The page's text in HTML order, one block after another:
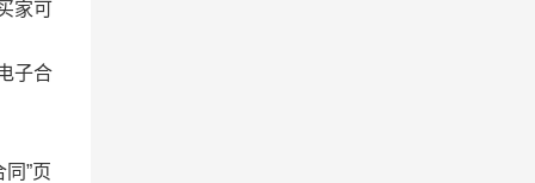
家可
子合
”页